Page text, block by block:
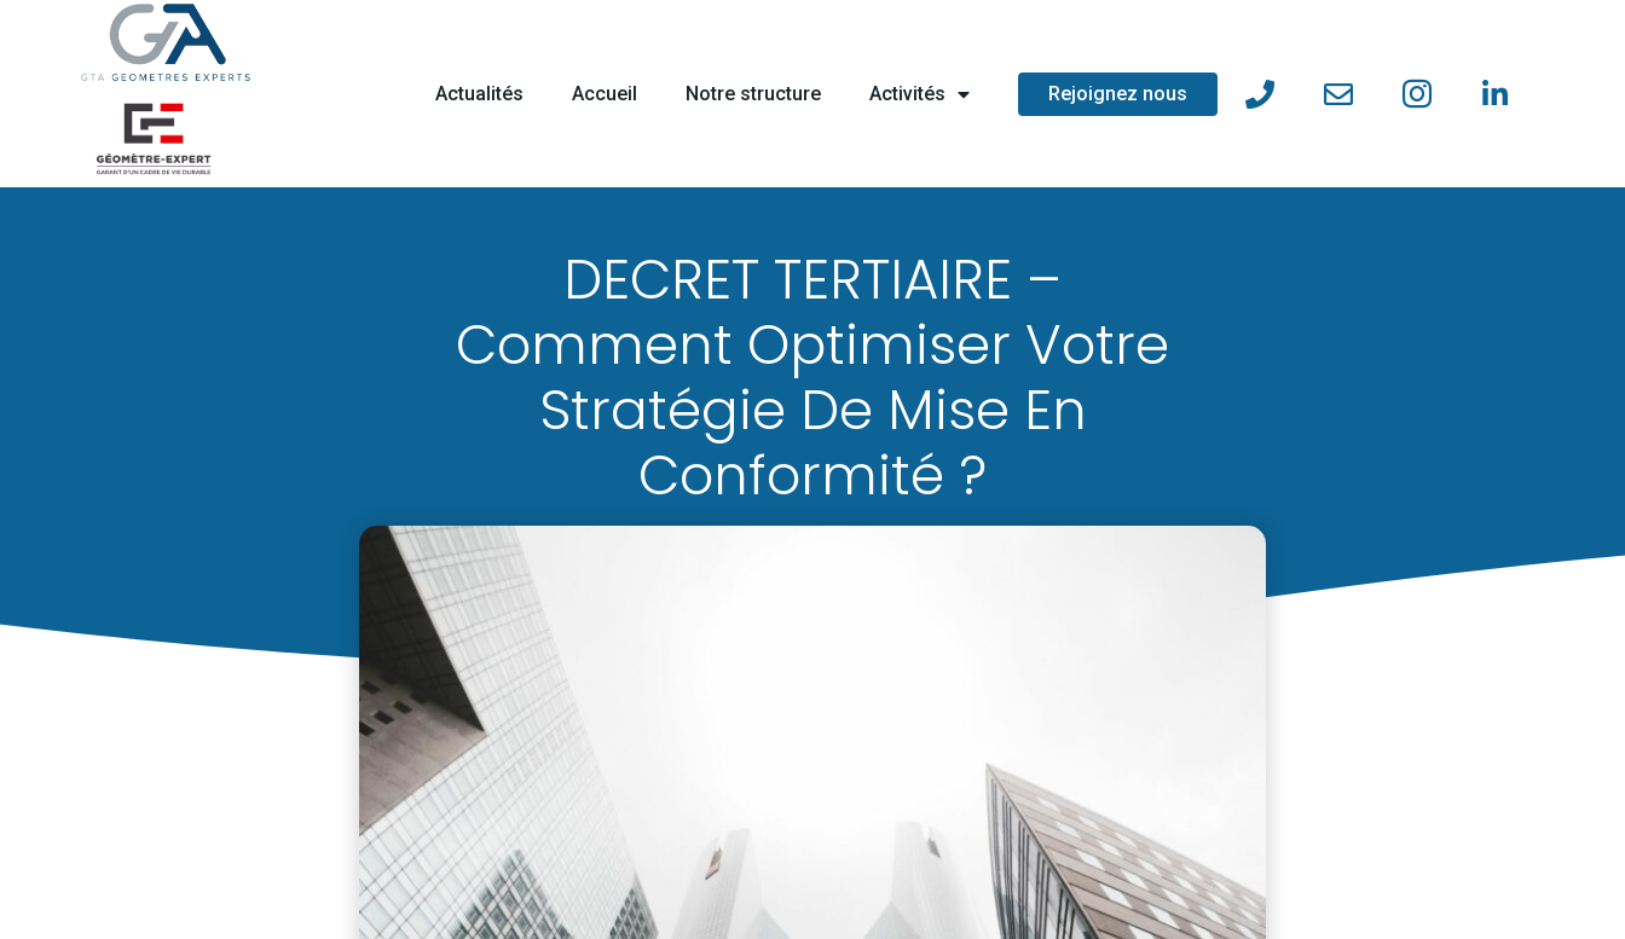
Actualités Accueil Notre structure Activités Rejoignez nous
DECRET TERTIAIRE –
Comment Optimiser Votre
Stratégie De Mise En
Conformité ?